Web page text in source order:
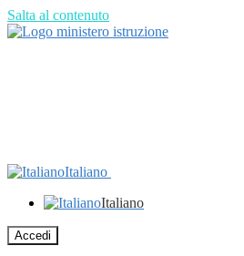
Salta al contenuto
Italiano
Italiano
Accedi